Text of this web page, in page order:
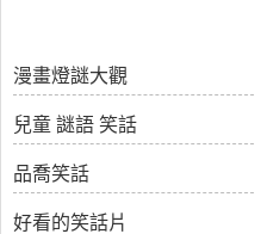
漫畫燈謎大觀
兒童 謎語 笑話
品喬笑話
好看的笑話片